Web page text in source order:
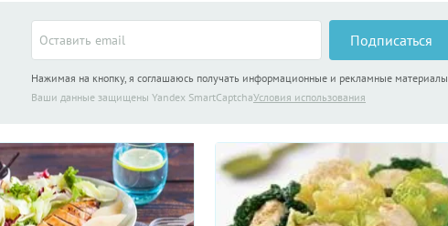
гарнир поярче, например,
колечки баклажанов со
перцами разных цветов или
греческий салат с кольцами
Подписаться
Нажимая на кнопку, я соглашаюсь получать информационные и рекламные материалы
Ваши данные защищены Yandex SmartCaptchaУсловия использования